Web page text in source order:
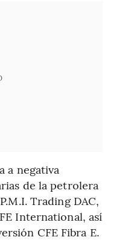
a negativa
de la petrolera
Trading DAC,
International, así
CFE Fibra E.